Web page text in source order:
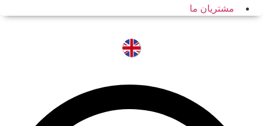
مشتریان ما